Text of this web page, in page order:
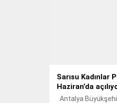
Sarısu Kadınlar
Haziran’da
Antalya